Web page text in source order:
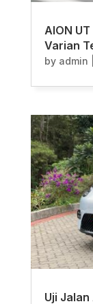
AION
Varian
by admin
Uji Jalan